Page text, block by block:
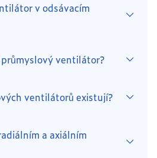
v odsávacím
ventilátor?
ventilátorů existují?
a axiálním